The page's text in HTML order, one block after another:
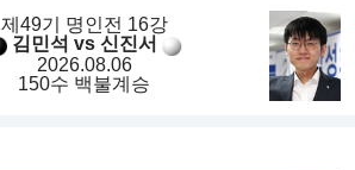
제49기 명인전 16강
김민석 vs 신진서
2026.08.06
150수 백불계승